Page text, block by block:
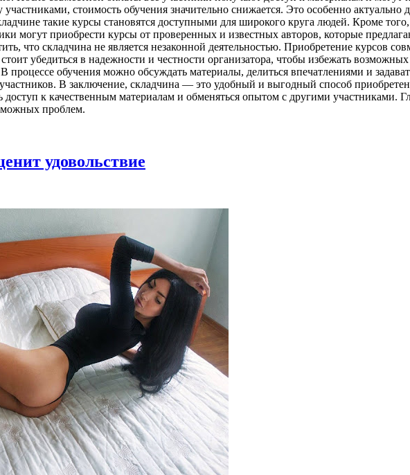
стоимость обучения значительно снижается. Это особенно актуально
такие курсы становятся доступными для широкого круга людей. Кроме
могут приобрести курсы от проверенных и известных авторов, которые
что складчина не является незаконной деятельностью. Приобретение курсов
убедиться в надежности и честности организатора, чтобы избежать
обучения можно обсуждать материалы, делиться впечатлениями и
В заключение, складчина — это удобный и выгодный способ
доступ к качественным материалам и обменяться опытом с другими
проблем.
удовольствие